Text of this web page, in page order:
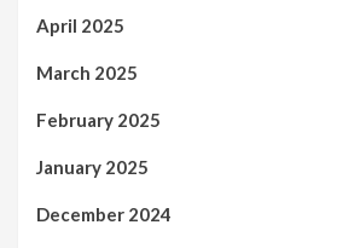
April 2025
March 2025
February 2025
January 2025
December 2024